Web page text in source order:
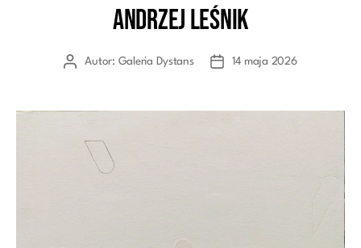
Kategorie
Andrzej Leśnik
AutorAutor: Galeria Dystans
Data14 maja 2026